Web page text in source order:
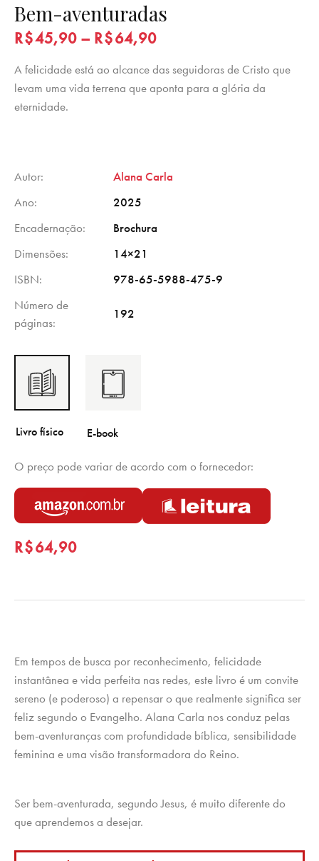
Bem-aventuradas
R$45,90 – R$64,90
A felicidade está ao alcance das seguidoras de Cristo que
levam uma vida terrena que aponta para a glória da
eternidade.
Autor
Alana Carla
Ano
2025
Encadernação
Brochura
Dimensões
14×21
ISBN
978-65-5988-475-9
Número de
páginas
192
O preço pode variar de acordo com o fornecedor:
R$64,90
Em tempos de busca por reconhecimento, felicidade
instantânea e vida perfeita nas redes, este livro é um convite
sereno (e poderoso) a repensar o que realmente significa ser
feliz segundo o Evangelho. Alana Carla nos conduz pelas
bem-aventuranças com profundidade bíblica, sensibilidade
feminina e uma visão transformadora do Reino.
Ser bem-aventurada, segundo Jesus, é muito diferente do
que aprendemos a desejar.